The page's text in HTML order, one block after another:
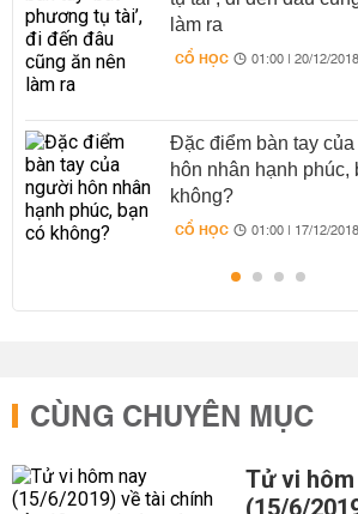
làm ra
CỔ HỌC 01:00 | 20/12/2018
Đặc điểm bàn tay
hôn nhân hạnh phúc,
không?
CỔ HỌC 01:00 | 17/12/2018
CÙNG CHUYÊN MỤC
Tử vi
(15/6/